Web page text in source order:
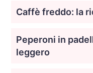
Caffè freddo: la
Peperoni in
leggero